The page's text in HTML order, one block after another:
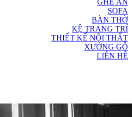
GHẾ ĂN
SOFA
BÀN THỜ
KỆ TRANG TRÍ
THIẾT KẾ NỘI THẤT
XƯỞNG GỖ
LIÊN HỆ